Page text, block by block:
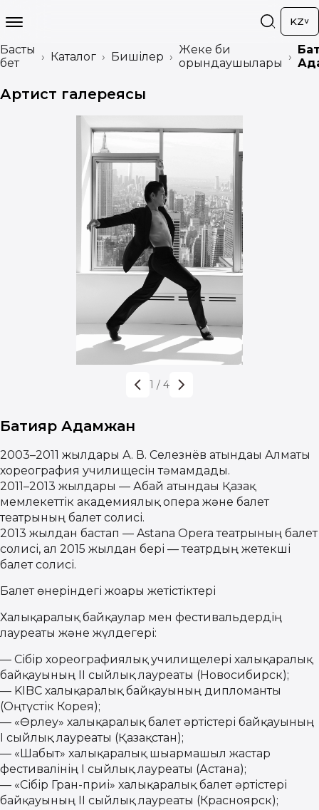
KZ
Басты
бет
Каталог Бишілер
Жеке би
орындаушылары
Артист галереясы
1 / 4
Бақтияр Адамжан
2003–2011 жылдары А. В. Селезнёв атындағы Алматы
хореография училищесін тәмамдады.
2011–2013 жылдары — Абай атындағы Қазақ
мемлекеттік академиялық опера және балет
театрының балет солисі.
2013 жылдан бастап — Astana Opera театрының балет
солисі, ал 2015 жылдан бері — театрдың жетекші
балет солисі.
Балет өнеріндегі жоғары жетістіктері
Халықаралық байқаулар мен фестивальдердің
лауреаты және жүлдегері:
— Сібір хореографиялық училищелері халықаралық
байқауының II сыйлық лауреаты (Новосибирск);
— KIBC халықаралық байқауының дипломанты
(Оңтүстік Корея);
— «Өрлеу» халықаралық балет әртістері байқауының
I сыйлық лауреаты (Қазақстан);
— «Шабыт» халықаралық шығармашыл жастар
фестивалінің I сыйлық лауреаты (Астана);
— «Сібір Гран-приі» халықаралық балет әртістері
байқауының II сыйлық лауреаты (Красноярск);